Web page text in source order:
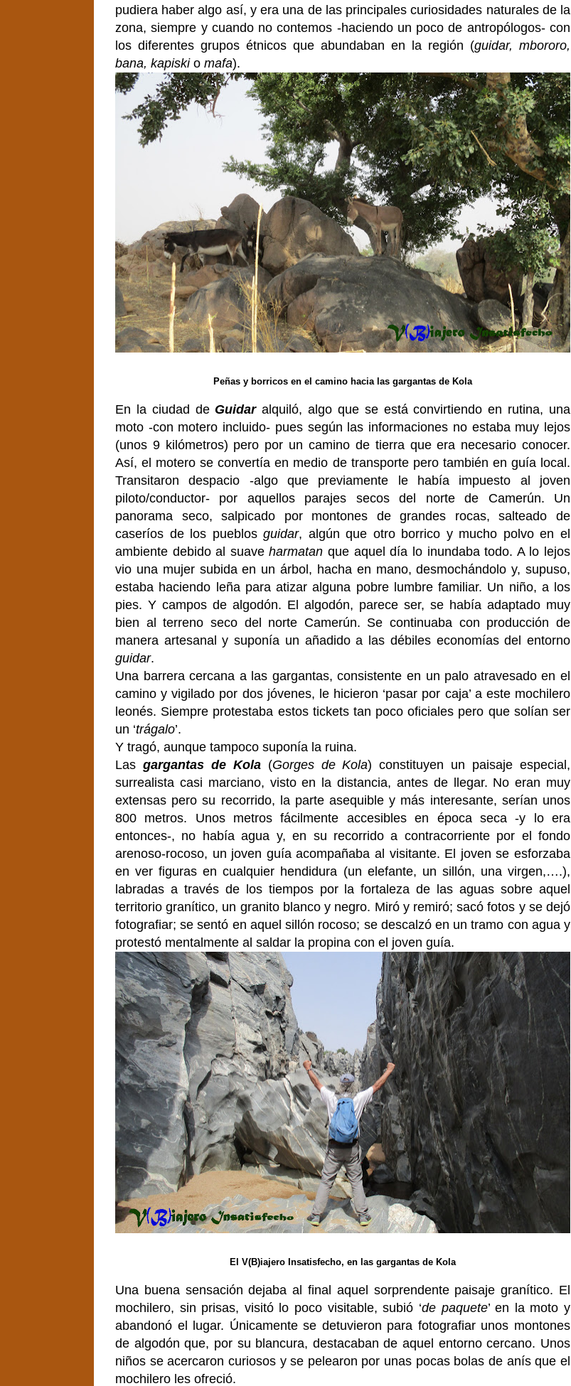
pudiera haber algo así, y era una de las principales curiosidades naturales de la
zona, siempre y cuando no contemos -haciendo un poco de antropólogos- con
los diferentes grupos étnicos que abundaban en la región (guidar, mbororo,
bana, kapiski o mafa).
Peñas y borricos en el camino hacia las gargantas de Kola
En la ciudad de Guidaralquiló, algo que se está convirtiendo en rutina, una
moto -con motero incluido- pues según las informaciones no estaba muy lejos
(unos 9 kilómetros) pero por un camino de tierra que era necesario conocer.
Así, el motero se convertía en medio de transporte pero también en guía local.
Transitaron despacio -algo que previamente le había impuesto al joven
piloto/conductor- por aquellos parajes secos del norte de Camerún. Un
panorama seco, salpicado por montones de grandes rocas, salteado de
caseríos de los pueblosguidar, algún que otro borrico y mucho polvo en el
ambiente debido al suaveharmatan que aquel día lo inundaba todo. A lo lejos
vio una mujer subida en un árbol, hacha en mano, desmochándolo y, supuso,
estaba haciendo leña para atizar alguna pobre lumbre familiar. Un niño, a los
pies. Y campos de algodón. El algodón, parece ser, se había adaptado muy
bien al terreno seco del norte Camerún. Se continuaba con producción de
manera artesanal y suponía un añadido a las débiles economías del entorno
guidar.
Una barrera cercana a las gargantas, consistente en un palo atravesado en el
camino y vigilado por dos jóvenes, le hicieron ‘pasar por caja’ a este mochilero
leonés. Siempre protestaba estos tickets tan poco oficiales pero que solían ser
un ‘trágalo’.
Y tragó, aunque tampoco suponía la ruina.
Las gargantas de Kola(Gorges de Kola) constituyen un paisaje especial,
surrealista casi marciano, visto en la distancia, antes de llegar. No eran muy
extensas pero su recorrido, la parte asequible y más interesante, serían unos
800 metros. Unos metros fácilmente accesibles en época seca -y lo era
entonces-, no había agua y, en su recorrido a contracorriente por el fondo
arenoso-rocoso, un joven guía acompañaba al visitante. El joven se esforzaba
en ver figuras en cualquier hendidura (un elefante, un sillón, una virgen,….),
labradas a través de los tiempos por la fortaleza de las aguas sobre aquel
territorio granítico, un granito blanco y negro. Miró y remiró; sacó fotos y se dejó
fotografiar; se sentó en aquel sillón rocoso; se descalzó en un tramo con agua y
protestó mentalmente al saldar la propina con el joven guía.
El V(B)iajero Insatisfecho, en las gargantas de Kola
Una buena sensación dejaba al final aquel sorprendente paisaje granítico. El
mochilero, sin prisas, visitó lo poco visitable, subió ‘de paquete’ en la moto y
abandonó el lugar. Únicamente se detuvieron para fotografiar unos montones
de algodón que, por su blancura, destacaban de aquel entorno cercano. Unos
niños se acercaron curiosos y se pelearon por unas pocas bolas de anís que el
mochilero les ofreció.